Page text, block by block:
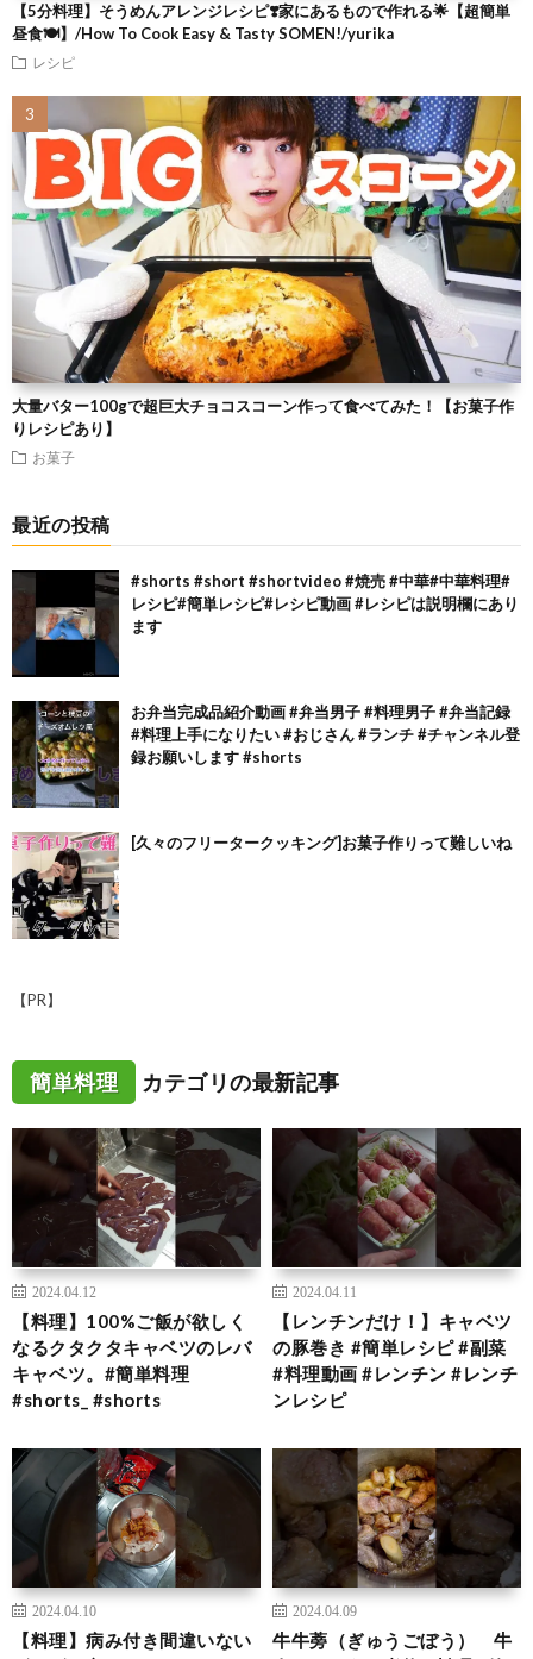
【5分料理】そうめんアレンジレシピ❣️家にあるもので作れる🌟【超簡単
昼食🍽】/How To Cook Easy & Tasty SOMEN!/yurika
レシピ
大量バター100gで超巨大チョコスコーン作って食べてみた！【お菓子作
りレシピあり】
お菓子
最近の投稿
#shorts #short #shortvideo #焼売 #中華#中華料理#
レシピ#簡単レシピ#レシピ動画 #レシピは説明欄にあり
ます
お弁当完成品紹介動画 #弁当男子 #料理男子 #弁当記録
#料理上手になりたい #おじさん #ランチ #チャンネル登
録お願いします #shorts
[久々のフリータークッキング]お菓子作りって難しいね
【PR】
簡単料理 カテゴリの最新記事
2024.04.12
【料理】100%ご飯が欲しく
なるクタクタキャベツのレバ
キャベツ。#簡単料理
#shorts_ #shorts
2024.04.11
【レンチンだけ！】キャベツ
の豚巻き #簡単レシピ #副菜
#料理動画 #レンチン #レンチ
ンレシピ
2024.04.10
【料理】病み付き間違いない
2024.04.09
牛牛蒡（ぎゅうごぼう） 牛